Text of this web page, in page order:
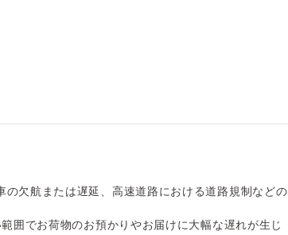
欠航または遅延、高速道路における道路規制などの
囲でお荷物のお預かりやお届けに大幅な遅れが生じ